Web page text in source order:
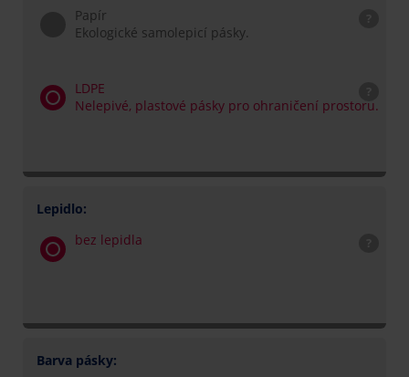
Papír
Ekologické samolepicí pásky.
LDPE
Nelepivé, plastové pásky pro ohraničení prostoru.
Lepidlo:
bez lepidla
Barva pásky: